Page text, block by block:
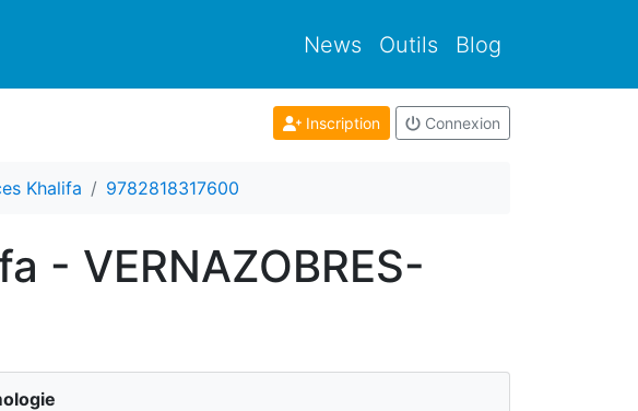
News Outils Blog
Inscription Connexion
Khalifa 9782818317600
- VERNAZOBRES-